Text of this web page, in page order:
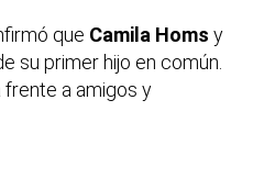
que Camila Homs y
su primer hijo en común.
frente a amigos y